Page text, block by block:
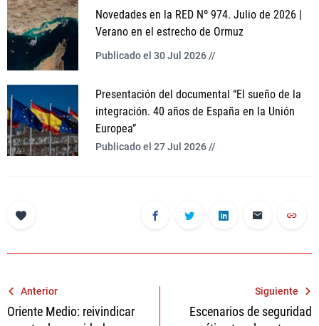
Novedades en la RED Nº 974. Julio de 2026 |
Verano en el estrecho de Ormuz
Publicado el 30 Jul 2026 //
Presentación del documental “El sueño de la
integración. 40 años de España en la Unión
Europea”
Publicado el 27 Jul 2026 //
Navegación
de
Anterior
Oriente Medio: reivindicar
Siguiente
Escenarios de seguridad